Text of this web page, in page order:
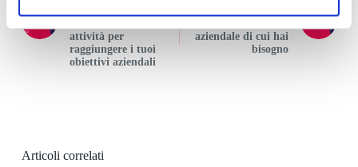
attività per
raggiungere i tuoi
obiettivi aziendali
aziendale di cui hai
bisogno
Articoli correlati